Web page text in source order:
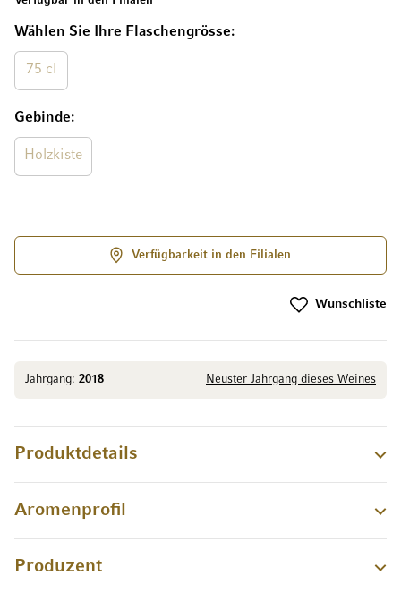
Jahrgang: 2018 Neuster Jahrgang dieses Weines
Wählen Sie Ihre Flaschengrösse
75 cl
Gebinde
Holzkiste
Verfügbarkeit in den Filialen
Wunschliste
Produktdetails
Aromenprofil
Produzent